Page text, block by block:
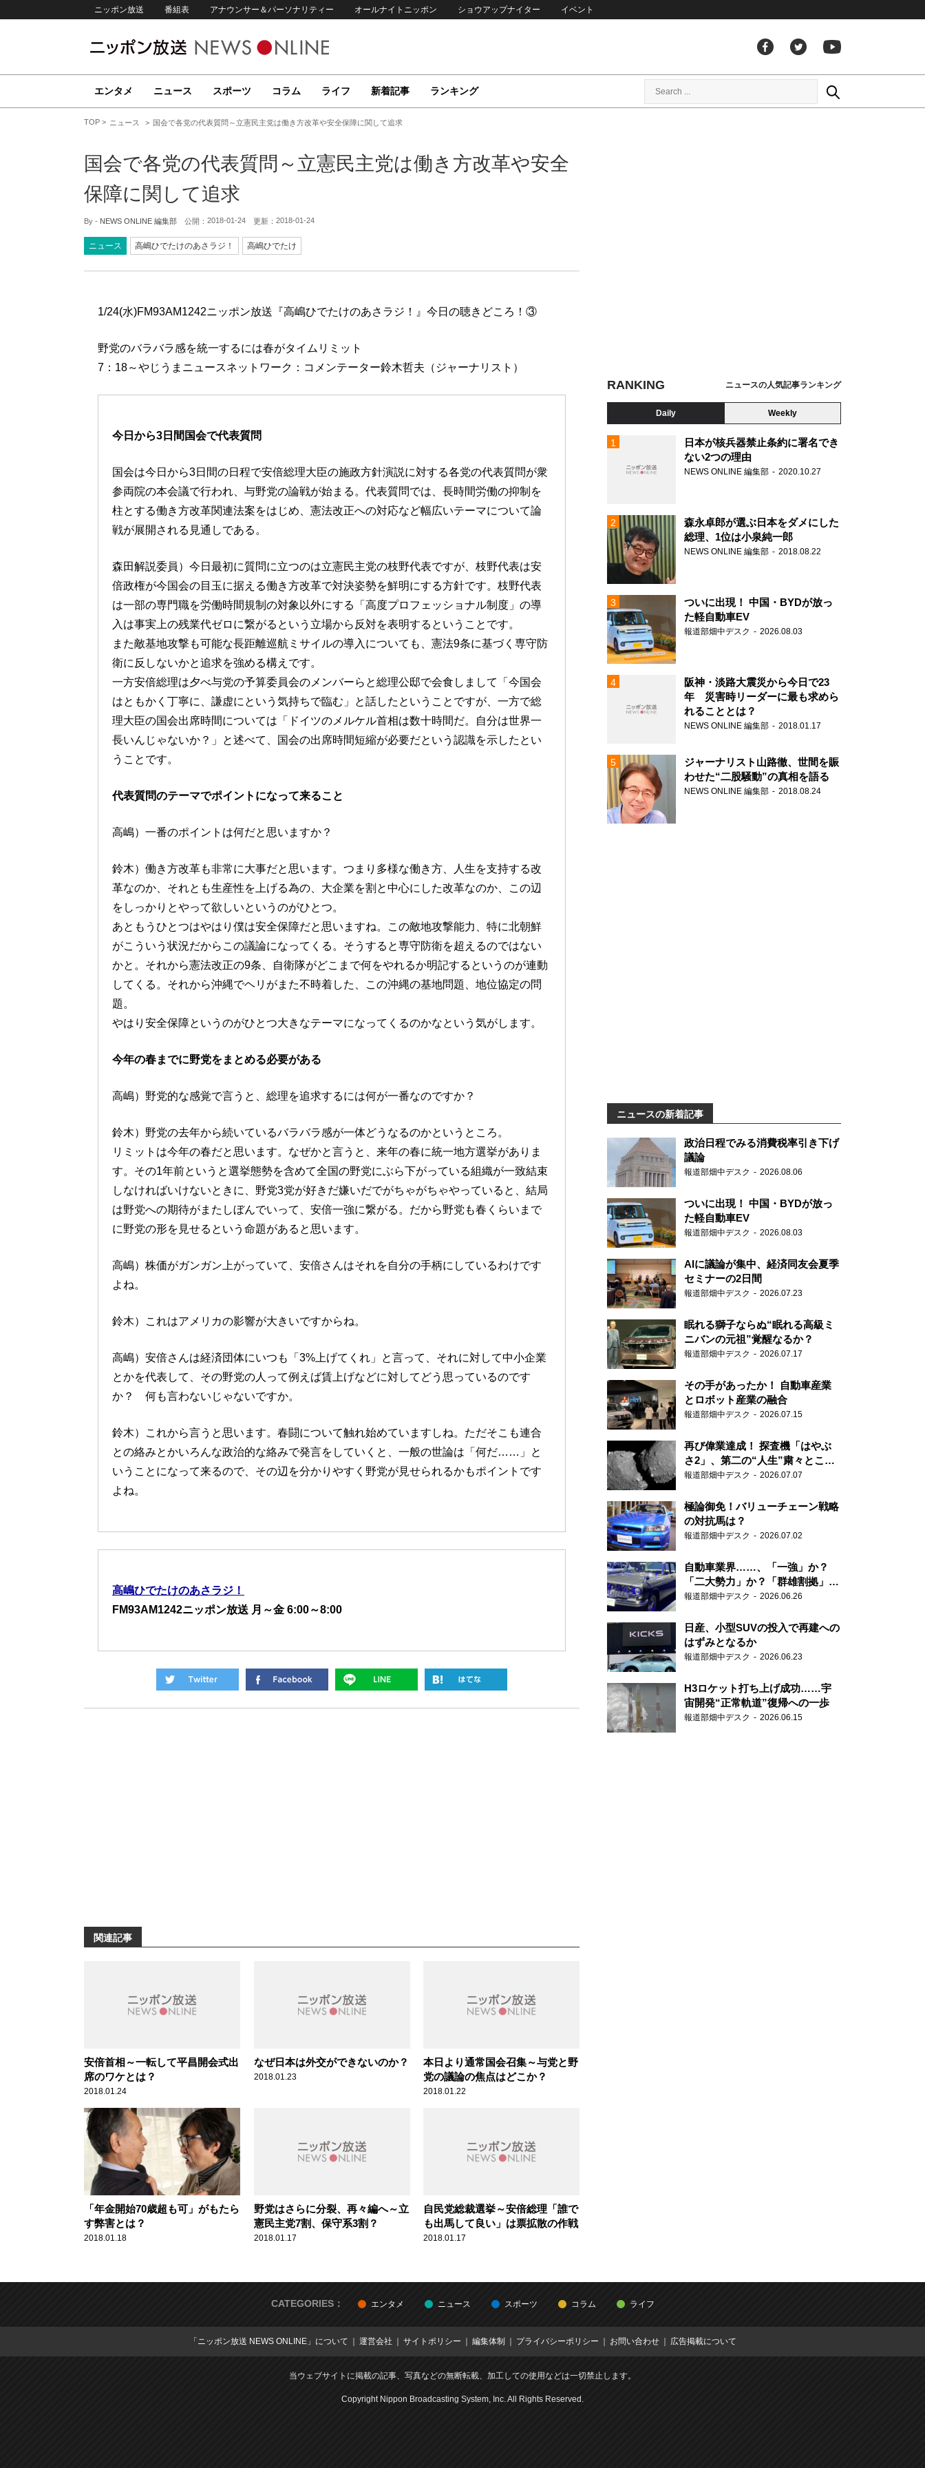
ニッポン放送 番組表 アナウンサー＆パーソナリティー オールナイトニッポン ショウアップナイター イベント
エンタメ ニュース スポーツ コラム ライフ 新着記事 ランキング
TOP ニュース 国会で各党の代表質問～立憲民主党は働き方改革や安全保障に関して追求
国会で各党の代表質問～立憲民主党は働き方改革や安全
保障に関して追求
By - NEWS ONLINE 編集部 公開： 2018-01-24 更新： 2018-01-24
ニュース 高嶋ひでたけのあさラジ！ 高嶋ひでたけ
1/24(水)FM93AM1242ニッポン放送『高嶋ひでたけのあさラジ！』今日の聴きどころ！③
野党のバラバラ感を統一するには春がタイムリミット
7：18～やじうまニュースネットワーク：コメンテーター鈴木哲夫（ジャーナリスト）
今日から3日間国会で代表質問
国会は今日から3日間の日程で安倍総理大臣の施政方針演説に対する各党の代表質問が衆
参両院の本会議で行われ、与野党の論戦が始まる。代表質問では、長時間労働の抑制を
柱とする働き方改革関連法案をはじめ、憲法改正への対応など幅広いテーマについて論
戦が展開される見通しである。
森田解説委員）今日最初に質問に立つのは立憲民主党の枝野代表ですが、枝野代表は安
倍政権が今国会の目玉に据える働き方改革で対決姿勢を鮮明にする方針です。枝野代表
は一部の専門職を労働時間規制の対象以外にする「高度プロフェッショナル制度」の導
入は事実上の残業代ゼロに繋がるという立場から反対を表明するということです。
また敵基地攻撃も可能な長距離巡航ミサイルの導入についても、憲法9条に基づく専守防
衛に反しないかと追求を強める構えです。
一方安倍総理は夕べ与党の予算委員会のメンバーらと総理公邸で会食しまして「今国会
はともかく丁寧に、謙虚にという気持ちで臨む」と話したということですが、一方で総
理大臣の国会出席時間については「ドイツのメルケル首相は数十時間だ。自分は世界一
長いんじゃないか？」と述べて、国会の出席時間短縮が必要だという認識を示したとい
うことです。
代表質問のテーマでポイントになって来ること
高嶋）一番のポイントは何だと思いますか？
鈴木）働き方改革も非常に大事だと思います。つまり多様な働き方、人生を支持する改
革なのか、それとも生産性を上げる為の、大企業を割と中心にした改革なのか、この辺
をしっかりとやって欲しいというのがひとつ。
あともうひとつはやはり僕は安全保障だと思いますね。この敵地攻撃能力、特に北朝鮮
がこういう状況だからこの議論になってくる。そうすると専守防衛を超えるのではない
かと。それから憲法改正の9条、自衛隊がどこまで何をやれるか明記するというのが連動
してくる。それから沖縄でヘリがまた不時着した、この沖縄の基地問題、地位協定の問
題。
やはり安全保障というのがひとつ大きなテーマになってくるのかなという気がします。
今年の春までに野党をまとめる必要がある
高嶋）野党的な感覚で言うと、総理を追求するには何が一番なのですか？
鈴木）野党の去年から続いているバラバラ感が一体どうなるのかというところ。
リミットは今年の春だと思います。なぜかと言うと、来年の春に統一地方選挙がありま
す。その1年前というと選挙態勢を含めて全国の野党にぶら下がっている組織が一致結束
しなければいけないときに、野党3党が好きだ嫌いだでがちゃがちゃやっていると、結局
は野党への期待がまたしぼんでいって、安倍一強に繋がる。だから野党も春くらいまで
に野党の形を見せるという命題があると思います。
高嶋）株価がガンガン上がっていて、安倍さんはそれを自分の手柄にしているわけです
よね。
鈴木）これはアメリカの影響が大きいですからね。
高嶋）安倍さんは経済団体にいつも「3%上げてくれ」と言って、それに対して中小企業
とかを代表して、その野党の人って例えば賃上げなどに対してどう思っているのです
か？ 何も言わないじゃないですか。
鈴木）これから言うと思います。春闘について触れ始めていますしね。ただそこも連合
との絡みとかいろんな政治的な絡みで発言をしていくと、一般の世論は「何だ……」と
いうことになって来るので、その辺を分かりやすく野党が見せられるかもポイントです
よね。
高嶋ひでたけのあさラジ！
FM93AM1242ニッポン放送 月～金 6:00～8:00
関連記事
安倍首相～一転して平昌開会式出
席のワケとは？
2018.01.24
なぜ日本は外交ができないのか？
2018.01.23
本日より通常国会召集～与党と野
党の議論の焦点はどこか？
2018.01.22
「年金開始70歳超も可」がもたら
す弊害とは？
2018.01.18
野党はさらに分裂、再々編へ～立
憲民主党7割、保守系3割？
2018.01.17
自民党総裁選挙～安倍総理「誰で
も出馬して良い」は票拡散の作戦
2018.01.17
RANKING ニュースの人気記事ランキング
Daily Weekly
日本が核兵器禁止条約に署名でき
ない2つの理由
NEWS ONLINE 編集部 2020.10.27
森永卓郎が選ぶ日本をダメにした
総理、1位は小泉純一郎
NEWS ONLINE 編集部 2018.08.22
ついに出現！ 中国・BYDが放っ
た軽自動車EV
報道部畑中デスク 2026.08.03
阪神・淡路大震災から今日で23
年 災害時リーダーに最も求めら
れることとは？
NEWS ONLINE 編集部 2018.01.17
ジャーナリスト山路徹、世間を賑
わせた“二股騒動”の真相を語る
NEWS ONLINE 編集部 2018.08.24
ニュースの新着記事
政治日程でみる消費税率引き下げ
議論
報道部畑中デスク 2026.08.06
ついに出現！ 中国・BYDが放っ
た軽自動車EV
報道部畑中デスク 2026.08.03
AIに議論が集中、経済同友会夏季
セミナーの2日間
報道部畑中デスク 2026.07.23
眠れる獅子ならぬ“眠れる高級ミ
ニバンの元祖”覚醒なるか？
報道部畑中デスク 2026.07.17
その手があったか！ 自動車産業
とロボット産業の融合
報道部畑中デスク 2026.07.15
再び偉業達成！ 探査機「はやぶ
さ2」、第二の“人生”粛々とこな
す
報道部畑中デスク 2026.07.07
極論御免！バリューチェーン戦略
の対抗馬は？
報道部畑中デスク 2026.07.02
自動車業界……、「一強」か？
「二大勢力」か？「群雄割拠」
か？
報道部畑中デスク 2026.06.26
日産、小型SUVの投入で再建への
はずみとなるか
報道部畑中デスク 2026.06.23
H3ロケット打ち上げ成功……宇
宙開発“正常軌道”復帰への一歩
報道部畑中デスク 2026.06.15
CATEGORIES： エンタメ ニュース スポーツ コラム ライフ
「ニッポン放送 NEWS ONLINE」について 運営会社 サイトポリシー 編集体制 プライバシーポリシー お問い合わせ 広告掲載について
当ウェブサイトに掲載の記事、写真などの無断転載、加工しての使用などは一切禁止します。
Copyright Nippon Broadcasting System, Inc. All Rights Reserved.